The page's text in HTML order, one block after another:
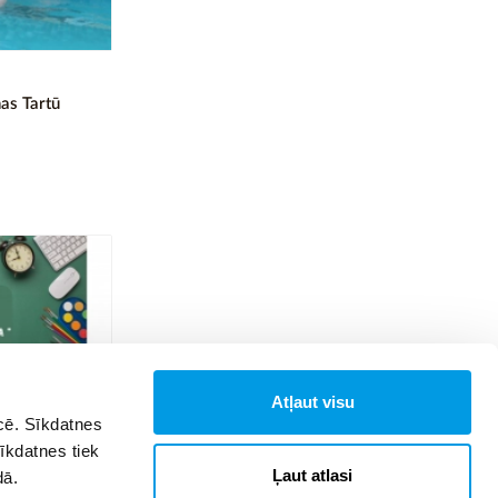
Sīkdatnes
tiek
Atļaut visu
Ļaut atlasi
Tartū
parūpēties
gadā